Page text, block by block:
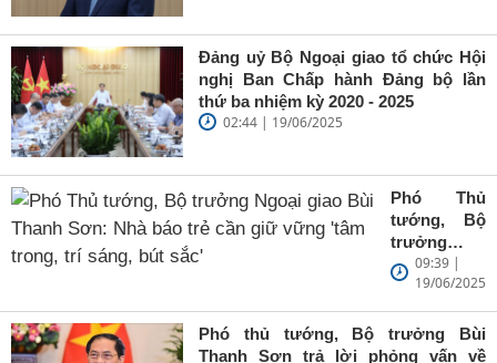
Đảng uỷ Bộ Ngoại giao tổ chức Hội
nghị Ban Chấp hành Đảng bộ lần
thứ ba nhiệm kỳ 2020 - 2025
02:44 | 19/06/2025
Phó Thủ
tướng, Bộ
trưởng
Ngoại giao
Bùi Thanh
Sơn: Nhà
báo trẻ cần
giữ vững
09:39 |
19/06/2025
Phó thủ tướng, Bộ trưởng Bùi
Thanh Sơn trả lời phỏng vấn về